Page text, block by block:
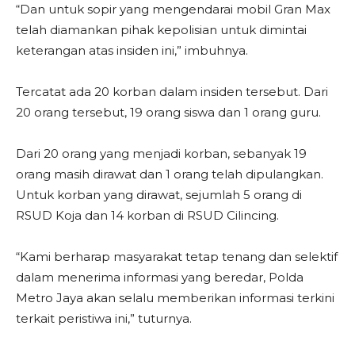
“Dan untuk sopir yang mengendarai mobil Gran Max
telah diamankan pihak kepolisian untuk dimintai
keterangan atas insiden ini,” imbuhnya.
Tercatat ada 20 korban dalam insiden tersebut. Dari
20 orang tersebut, 19 orang siswa dan 1 orang guru.
Dari 20 orang yang menjadi korban, sebanyak 19
orang masih dirawat dan 1 orang telah dipulangkan.
Untuk korban yang dirawat, sejumlah 5 orang di
RSUD Koja dan 14 korban di RSUD Cilincing.
“Kami berharap masyarakat tetap tenang dan selektif
dalam menerima informasi yang beredar, Polda
Metro Jaya akan selalu memberikan informasi terkini
terkait peristiwa ini,” tuturnya.